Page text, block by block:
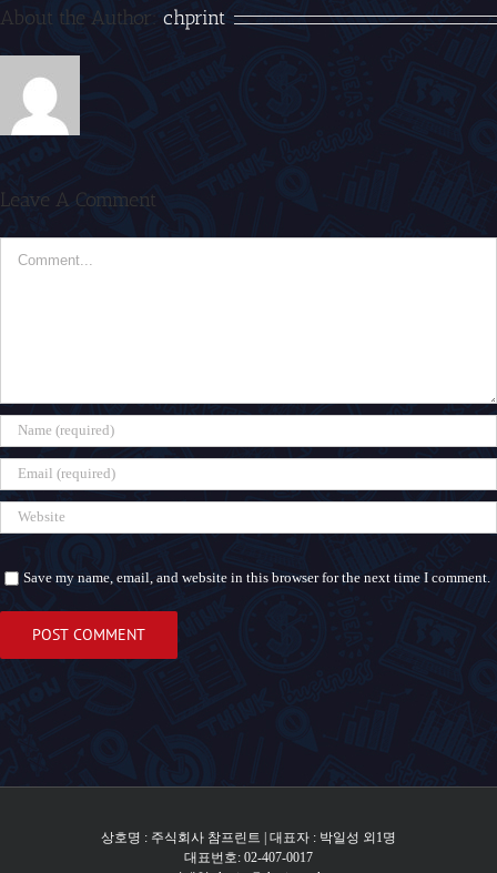
About the Author: chprint
Leave A Comment
Save my name, email, and website in this browser for the next time I comment.
상호명 : 주식회사 참프린트 | 대표자 : 박일성 외1명
대표번호: 02-407-0017